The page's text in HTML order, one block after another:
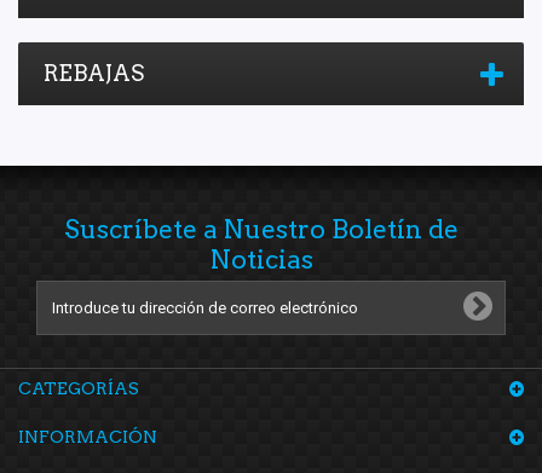
REBAJAS
Suscríbete a Nuestro Boletín de
Noticias
CATEGORÍAS
INFORMACIÓN